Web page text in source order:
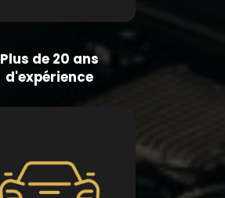
Plus de 20 ans
d'expérience